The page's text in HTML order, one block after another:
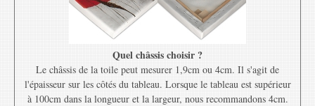
Quel châssis choisir ?
Le châssis de la toile peut mesurer 1,9cm ou 4cm. Il s'agit de
l'épaisseur sur les côtés du tableau. Lorsque le tableau est supérieur
à 100cm dans la longueur et la largeur, nous recommandons 4cm.